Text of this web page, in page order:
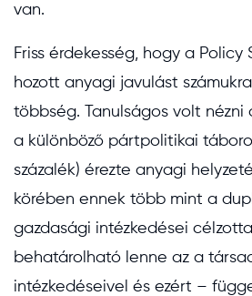
van.
Friss érdekesség, hogy a
hozott anyagi javulást
többség. Tanulságos volt
a különböző pártpolitikai
százalék) érezte anyagi
körében ennek több mint a
gazdasági intézkedései
behatárolható lenne az a
intézkedéseivel és ezért –